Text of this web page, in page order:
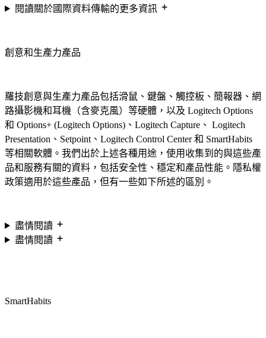
閱讀關於國際資料傳輸的更多資訊
創意和生產力產品
羅技創意與生產力產品包括滑鼠、鍵盤、觸控板、簡報器、網
路攝影機和耳機（含麥克風）等硬體，以及 Logitech Options
和 Options+ (Logitech Options)、Logitech Capture、 Logitech
Presentation、Setpoint、Logitech Control Center 和 SmartHabits
等相關軟體。我們出於上述各種用途，使用收集到的與這些產
品和服務有關的資料，包括安全性、穩定和產品性能。隱私權
政策適用於這些產品，但有一些如下所述的區別。
盡情閱讀
盡情閱讀
SmartHabits